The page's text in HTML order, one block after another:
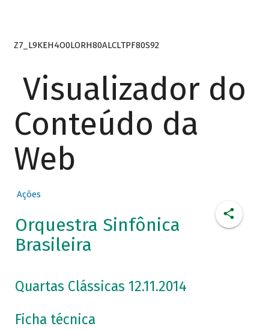
Z7_L9KEH4O0LORH80ALCLTPF80S92
Visualizador do
Conteúdo da
Web
Ações
Orquestra Sinfônica
Brasileira
Quartas Clássicas 12.11.2014
Ficha técnica